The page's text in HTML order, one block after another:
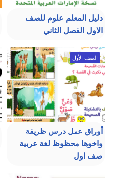
دليل المعلم علوم للصف
الاول الفصل الثاني
الصف الأول
أوراق عمل درس ظريفة
واخوها محظوظ لغة عربية
صف اول